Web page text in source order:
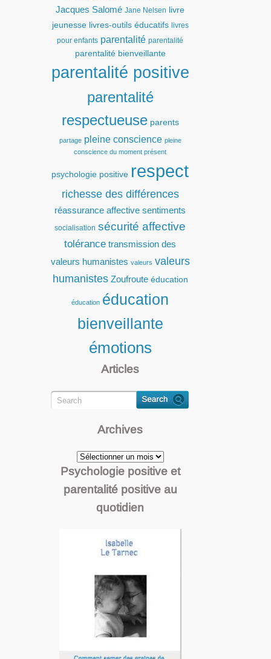
Jacques Salomé Jane Nelsen
livre
jeunesse livres-outils éducatifs livres
pour enfants parentalité parentalité
parentalité bienveillante
parentalité positive
parentalité
respectueuse parents
partage pleine conscience pleine
conscience du moment présent
psychologie positive respect
richesse des différences
réassurance affective sentiments
socialisation sécurité affective
tolérance transmission des
valeurs humanistes valeurs valeurs
humanistes Zoufroute éducation
éducation éducation
bienveillante
émotions
Articles
Archives
Archives
Psychologie positive et
parentalité positive au
quotidien